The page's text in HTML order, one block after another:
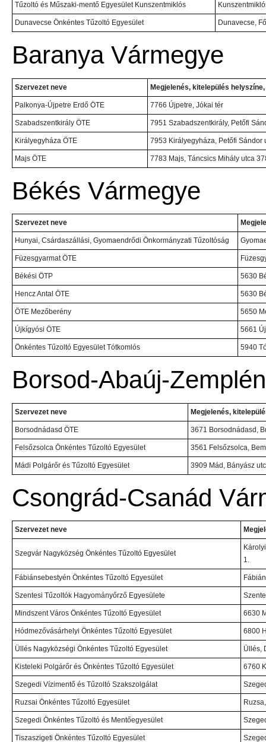
Tűzoltó és Műszaki-mentő Egyesület Kunszentmiklós
Dunavecse Önkéntes Tűzoltó Egyesület Dunavecse,
Baranya Vármegye
Szervezet neve Megjelenés, kitelepülés
Palkonya-Újpetre Erdő ÖTE 7766 Újpetre, Jókai tér
Szabadszentkirály ÖTE 7951 Szabadszentkirály, Petőfi
Királyegyháza ÖTE 7953 Királyegyháza, Petőfi Sándor
Majs ÖTE 7783 Majs, Táncsics Mihály utca
Békés Vármegye
Szervezet neve
Hunyai, Csárdaszállási, Gyomaendrődi Önkormányzati Tűzoltóság
Füzesgyarmat ÖTE
Békési ÖTP 5630
Hencz Antal ÖTE 5630
ÖTE Mezőberény 5650
Újkígyósi ÖTE 5661
Önkéntes Tűzoltó Egyesület Tótkomlós 5940
Borsod-Abaúj-
Szervezet neve Megjelenés,
Borsodnádasd ÖTE 3671 Borsodnádasd,
Felsőzsolca Önkéntes Tűzoltó Egyesület 3561 Felsőzsolca,
Mádi Polgárőr és Tűzoltó Egyesület 3909 Mád, Bányász
Csongrád-Csanád
Szervezet neve
Szegvár Nagyközség Önkéntes Tűzoltó Egyesület
1.
Fábiánsebestyén Önkéntes Tűzoltó Egyesület
Szentesi Tűzoltók Hagyományőrző Egyesülete
Mindszent Város Önkéntes Tűzoltó Egyesület 6630
Hódmezővásárhelyi Önkéntes Tűzoltó Egyesület 6800
Üllés Nagyközségi Önkéntes Tűzoltó Egyesület Üllés,
Kisteleki Polgárőr és Önkéntes Tűzoltó Egyesület 6760
Szegedi Vízimentő és Tűzoltó Szakszolgálat
Ruzsai Önkéntes Tűzoltó Egyesület
Szegedi Önkéntes Tűzoltó és Mentőegyesület
Tiszaszigeti Önkéntes Tűzoltó Egyesület